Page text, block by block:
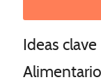
Ideas